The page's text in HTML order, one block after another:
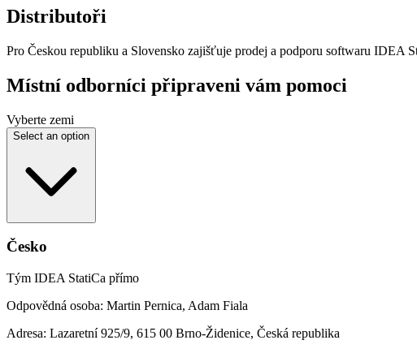
Distributoři
Pro Českou republiku a Slovensko zajišťuje prodej a podporu softwaru IDEA
Místní odborníci připraveni vám pomoci
Vyberte zemi
Select an option
Česko
Tým IDEA StatiCa přímo
Odpovědná osoba: Martin Pernica, Adam Fiala
Adresa: Lazaretní 925/9, 615 00 Brno-Židenice, Česká republika